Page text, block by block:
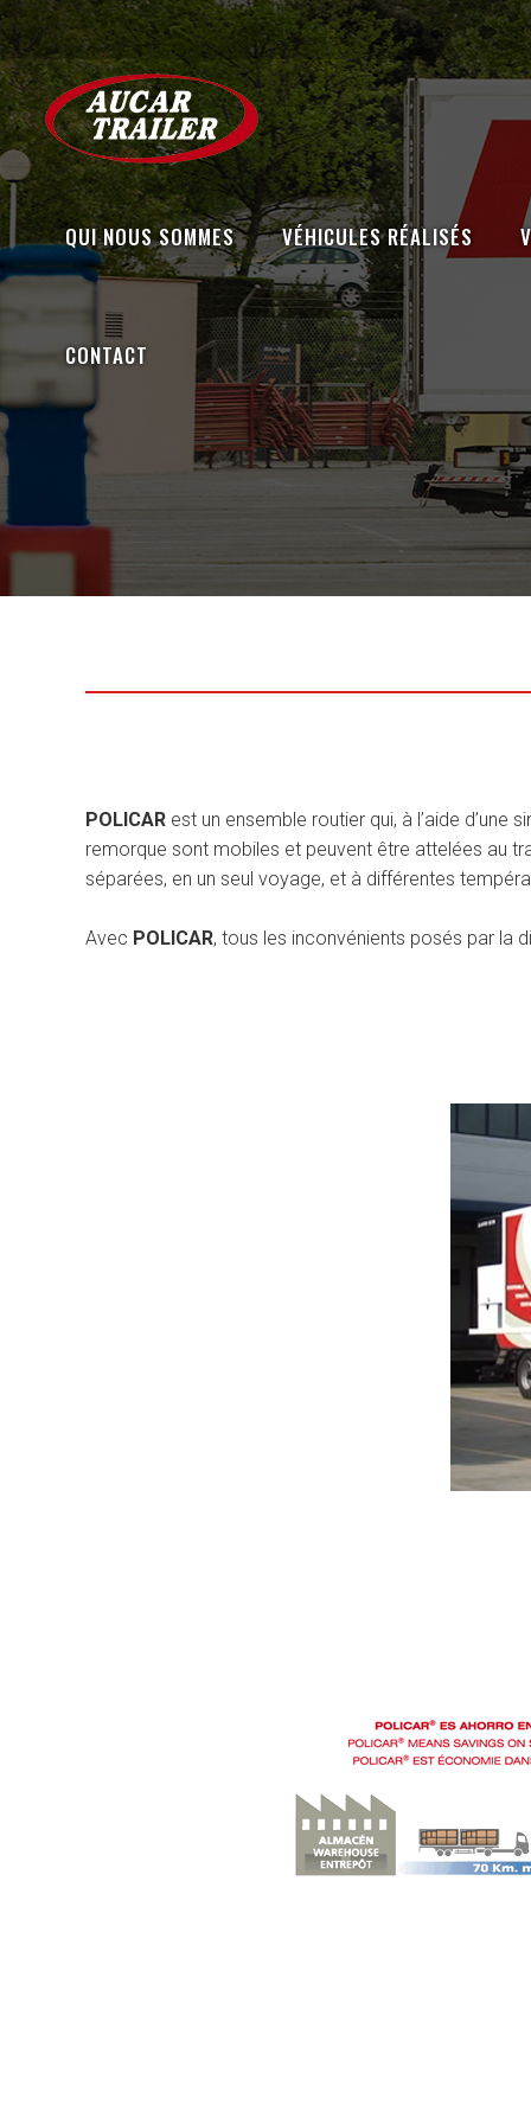
QUI NOUS SOMMES VÉHICULES RÉALISÉS
CONTACT
POLICAR est un ensemble routier qui, à l’aide
remorque sont mobiles et peuvent être attelées au
séparées, en un seul voyage, et à différentes
Avec POLICAR, tous les inconvénients posés par la